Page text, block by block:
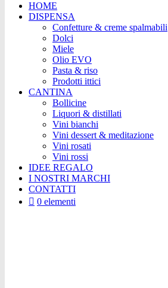
HOME
DISPENSA
Confetture & creme spalmabili
Dolci
Miele
Olio EVO
Pasta & riso
Prodotti ittici
CANTINA
Bollicine
Liquori & distillati
Vini bianchi
Vini dessert & meditazione
Vini rosati
Vini rossi
IDEE REGALO
I NOSTRI MARCHI
CONTATTI
0 elementi